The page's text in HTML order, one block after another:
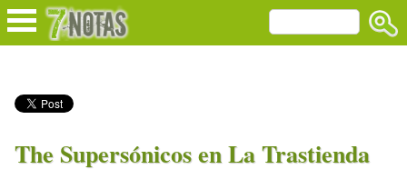
The Supersónicos en La Trastienda